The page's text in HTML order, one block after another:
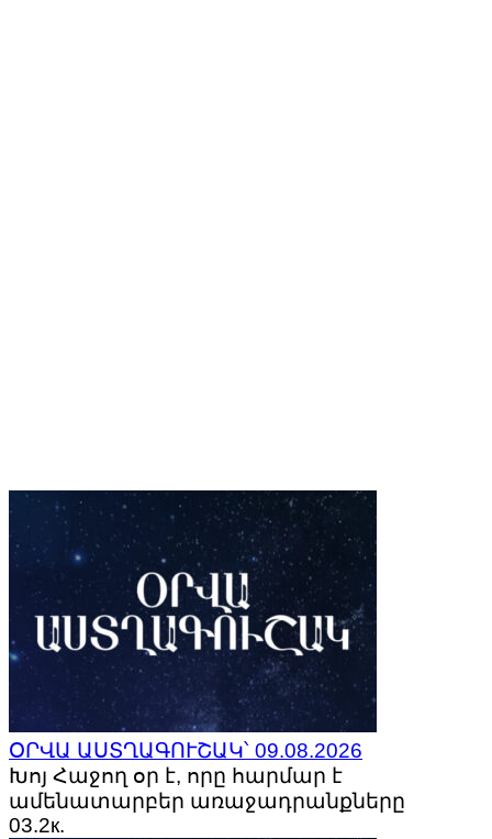
ՕՐՎԱ ԱՍՏՂԱԳՈՒՇԱԿ՝ 09.08.2026
Խոյ Հաջող օր է, որը հարմար է
ամենատարբեր առաջադրանքները
03.2к.